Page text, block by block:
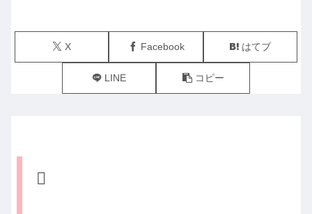
X Facebook はてブ
LINE コピー